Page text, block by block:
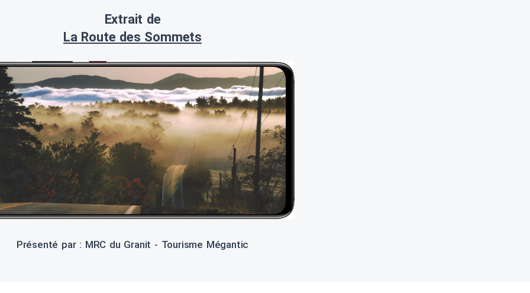
Extrait de
La Route des Sommets
Présenté par : MRC du Granit - Tourisme Mégantic